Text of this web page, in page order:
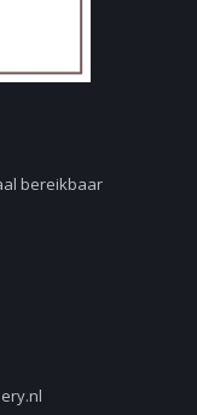
bereikbaar